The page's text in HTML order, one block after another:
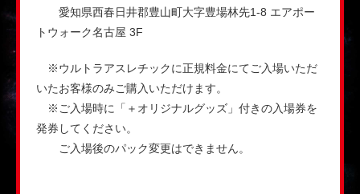
愛知県西春日井郡豊山町大字豊場林先1-8 エアポー
トウォーク名古屋 3F
※ウルトラアスレチックに正規料金にてご入場いただ
いたお客様のみご購入いただけます。
※ご入場時に「＋オリジナルグッズ」付きの入場券を
発券してください。
ご入場後のパック変更はできません。